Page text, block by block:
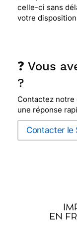
celle-ci sans
votre
❓ Vous
?
Contactez
une réponse
Contacter le